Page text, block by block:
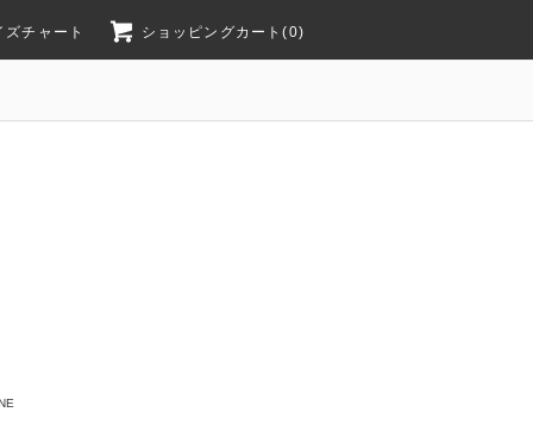
チャート ショッピングカート(0)